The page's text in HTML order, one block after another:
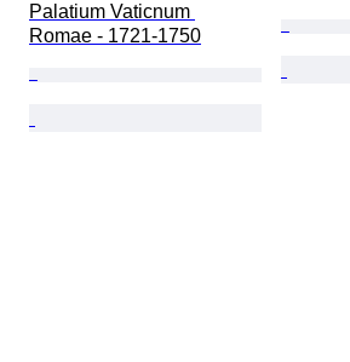
Palatium Vaticnum
Romae - 1721-1750